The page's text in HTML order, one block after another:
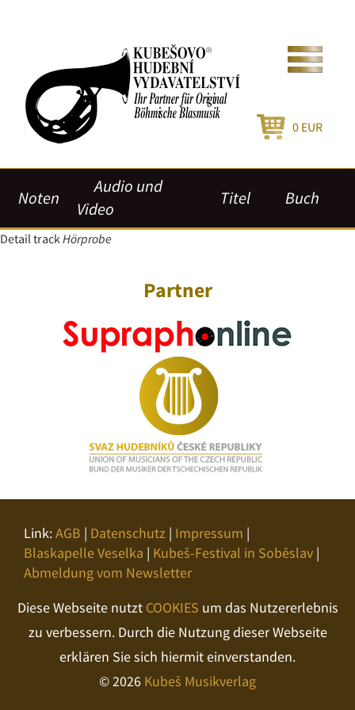
0 EUR
Noten
Audio und
Video
Titel Buch
Detail trackHörprobe
Partner
Link:AGB | Datenschutz | Impressum |
Blaskapelle Veselka | Kubeš-Festival in Soběslav |
Abmeldung vom Newsletter
Diese Webseite nutzt COOKIES um das Nutzererlebnis
zu verbessern. Durch die Nutzung dieser Webseite
erklären Sie sich hiermit einverstanden.
© 2026 Kubeš Musikverlag